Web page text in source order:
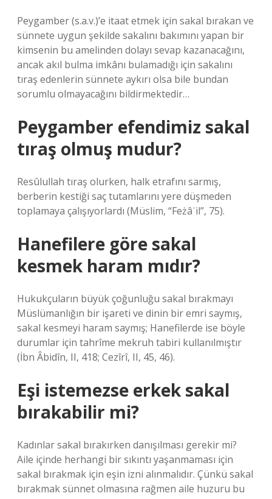
Peygamber (s.a.v.)’e itaat etmek için sakal bırakan ve
sünnete uygun şekilde sakalını bakımını yapan bir
kimsenin bu amelinden dolayı sevap kazanacağını,
ancak akıl bulma imkânı bulamadığı için sakalını
tıraş edenlerin sünnete aykırı olsa bile bundan
sorumlu olmayacağını bildirmektedir…
Peygamber efendimiz sakal
tıraş olmuş mudur?
Resûlullah tıraş olurken, halk etrafını sarmış,
berberin kestiği saç tutamlarını yere düşmeden
toplamaya çalışıyorlardı (Müslim, “Feżâʾil”, 75).
Hanefilere göre sakal
kesmek haram mıdır?
Hukukçuların büyük çoğunluğu sakal bırakmayı
Müslümanlığın bir işareti ve dinin bir emri saymış,
sakal kesmeyi haram saymış; Hanefilerde ise böyle
durumlar için tahrîme mekruh tabiri kullanılmıştır
(İbn Âbidîn, II, 418; Cezîrî, II, 45, 46).
Eşi istemezse erkek sakal
bırakabilir mi?
Kadınlar sakal bırakırken danışılması gerekir mi?
Aile içinde herhangi bir sıkıntı yaşanmaması için
sakal bırakmak için eşin izni alınmalıdır. Çünkü sakal
bırakmak sünnet olmasına rağmen aile huzuru bu